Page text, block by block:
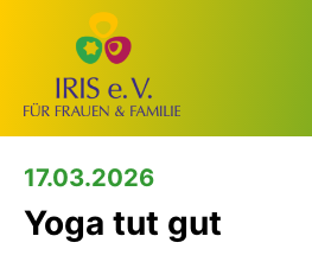
17.03.2026
Yoga tut gut